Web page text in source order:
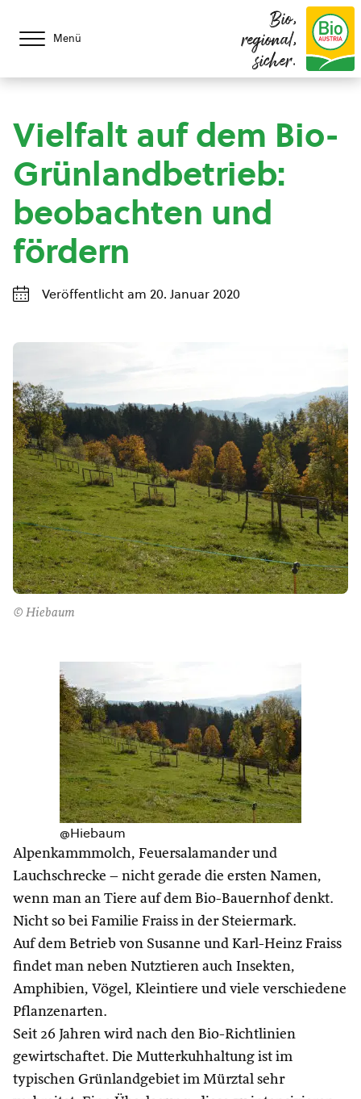
Menü
Bio,
regional,
sicher.
Vielfalt auf dem Bio-
Grünlandbetrieb:
beobachten und
fördern
Veröffentlicht am 20. Januar 2020
© Hiebaum
@Hiebaum
Alpenkammmolch, Feuersalamander und
Lauchschrecke – nicht gerade die ersten Namen,
wenn man an Tiere auf dem Bio-Bauernhof denkt.
Nicht so bei Familie Fraiss in der Steiermark.
Auf dem Betrieb von Susanne und Karl-Heinz Fraiss
findet man neben Nutztieren auch Insekten,
Amphibien, Vögel, Kleintiere und viele verschiedene
Pflanzenarten.
Seit 26 Jahren wird nach den Bio-Richtlinien
gewirtschaftet. Die Mutterkuhhaltung ist im
typischen Grünlandgebiet im Mürztal sehr